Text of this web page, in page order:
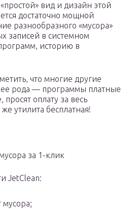
вид и дизайн этой
достаточно мощной
разнообразного «мусора»
записей в системном
историю в
что многие другие
рода — программы платные
оплату за весь
утилита бесплатная!
за 1-клик
JetClean:
мусора;